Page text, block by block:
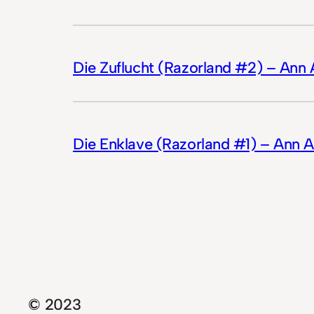
Die Zuflucht (Razorland #2) – Ann
Die Enklave (Razorland #1) – Ann
© 2023